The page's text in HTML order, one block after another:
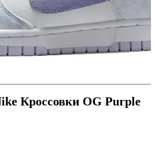
Кроссовки OG Purple